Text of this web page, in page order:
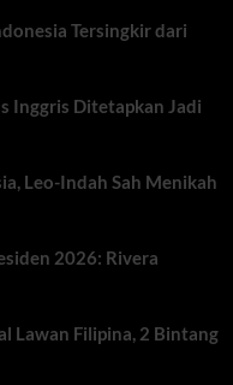
Tersingkir dari
Inggris Ditetapkan Jadi
Leo-Indah Sah Menikah
2026: Rivera
Lawan Filipina, 2 Bintang